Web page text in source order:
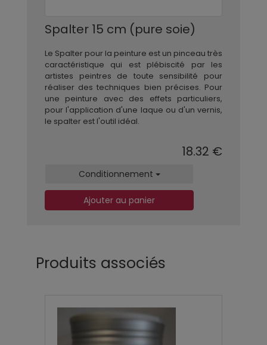
Spalter 15 cm (pure soie)
Le Spalter pour la peinture est un pinceau très
caractéristique qui est plébiscité par les
artistes peintres de toute sensibilité pour
réaliser des techniques bien précises. Pour
une peinture avec des effets particuliers,
pour l'application d'une laque ou d'un vernis,
le spalter est l'outil idéal.
18.32 €
Conditionnement
Ajouter au panier
Produits associés